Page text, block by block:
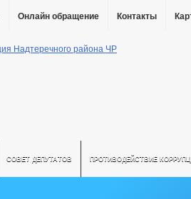
Онлайн обращение Контакты
СОВЕТ ДЕПУТАТОВ ПРОТИВОДЕЙСТВИЕ